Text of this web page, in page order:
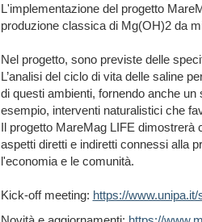
L'implementazione del progetto
produzione classica di Mg(OH)2 da
Nel progetto, sono previste delle
L’analisi del ciclo di vita delle saline
di questi ambienti, fornendo anche
esempio, interventi naturalistici che
Il progetto MareMag LIFE dimostrerà
aspetti diretti e indiretti connessi alla
l'economia e le comunità.
Kick-off meeting: https://